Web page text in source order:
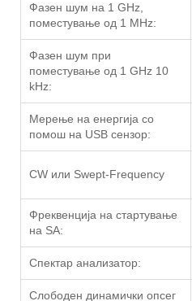
Фазен шум на 1 GHz,
поместување од 1 MHz:
Фазен шум при
поместување од 1 GHz 10
kHz:
Мерење на енергија со
помош на USB сензор:
CW или Swept-Frequency
Фреквенција на стартување
на SA:
Спектар анализатор:
Слободен динамички опсег